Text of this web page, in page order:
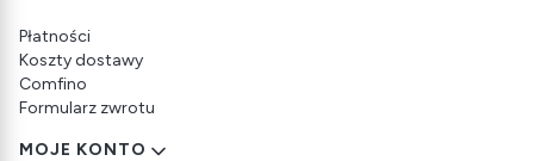
Płatności
Koszty dostawy
Comfino
Formularz zwrotu
MOJE KONTO